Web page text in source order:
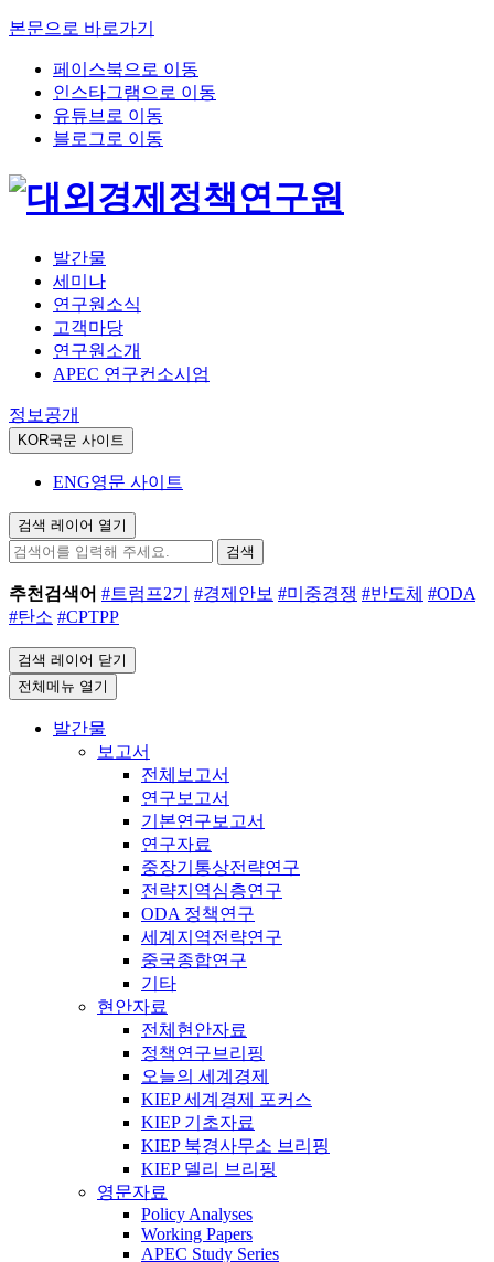
본문으로 바로가기
페이스북으로 이동
인스타그램으로 이동
유튜브로 이동
블로그로 이동
발간물
세미나
연구원소식
고객마당
연구원소개
APEC 연구컨소시엄
정보공개
KOR국문 사이트
ENG영문 사이트
검색 레이어 열기
검색
추천검색어 #트럼프2기 #경제안보 #미중경쟁 #반도체 #ODA
#탄소 #CPTPP
검색 레이어 닫기
전체메뉴 열기
발간물
보고서
전체보고서
연구보고서
기본연구보고서
연구자료
중장기통상전략연구
전략지역심층연구
ODA 정책연구
세계지역전략연구
중국종합연구
기타
현안자료
전체현안자료
정책연구브리핑
오늘의 세계경제
KIEP 세계경제 포커스
KIEP 기초자료
KIEP 북경사무소 브리핑
KIEP 델리 브리핑
영문자료
Policy Analyses
Working Papers
APEC Study Series